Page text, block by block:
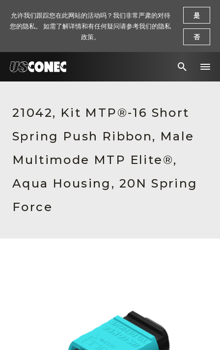
解决方案
产品
资源
关于我们
21042, Kit MTP®-16 Short
Spring Push Ribbon, Male
Multimode MTP Elite®,
Aqua Housing, 20N Spring
Force
允许我们跟踪您在此网站的活动吗？我们非常严肃的对待
您的隐私。 如需了解详情和有任何疑问请参考我们的隐私
政策。
是
否